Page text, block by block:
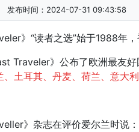
发布时间：2024-07-31 09:43:58
》“读者之选”始于1988年，
》公布了欧洲最友好
土耳其、丹麦、荷兰、意大
》杂志在评价爱尔兰时说：